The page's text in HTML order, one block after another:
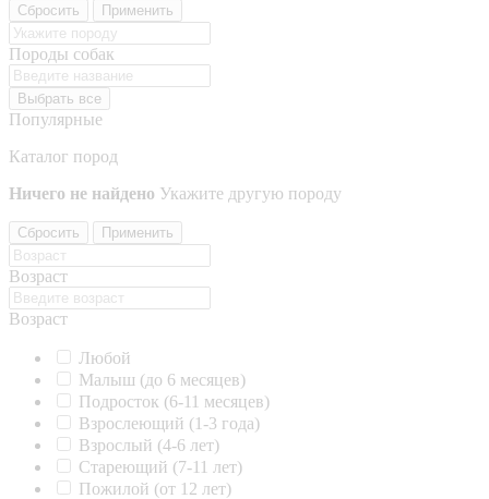
Сбросить Применить
Породы собак
Выбрать все
Популярные
Каталог пород
Ничего не найдено Укажите другую породу
Сбросить Применить
Возраст
Возраст
Любой
Малыш (до 6 месяцев)
Подросток (6-11 месяцев)
Взрослеющий (1-3 года)
Взрослый (4-6 лет)
Стареющий (7-11 лет)
Пожилой (от 12 лет)